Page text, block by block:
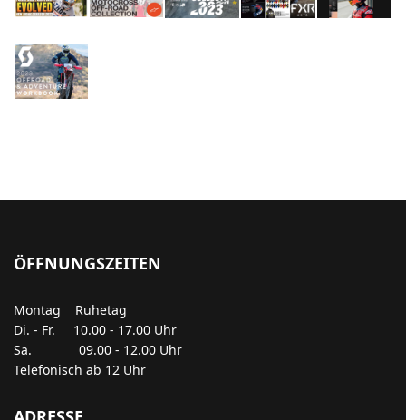
ÖFFNUNGSZEITEN
Montag Ruhetag
Di. - Fr. 10.00 - 17.00 Uhr
Sa. 09.00 - 12.00 Uhr
Telefonisch ab 12 Uhr